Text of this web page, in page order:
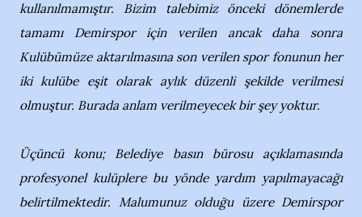
kullanılmamıştır. Bizim talebimiz önceki dönemlerde
tamamı Demirspor için verilen ancak daha sonra
Kulübümüze aktarılmasına son verilen spor fonunun her
iki kulübe eşit olarak aylık düzenli şekilde verilmesi
olmuştur. Burada anlam verilmeyecek bir şey yoktur.
Üçüncü konu; Belediye basın bürosu açıklamasında
profesyonel kulüplere bu yönde yardım yapılmayacağı
belirtilmektedir. Malumunuz olduğu üzere Demirspor